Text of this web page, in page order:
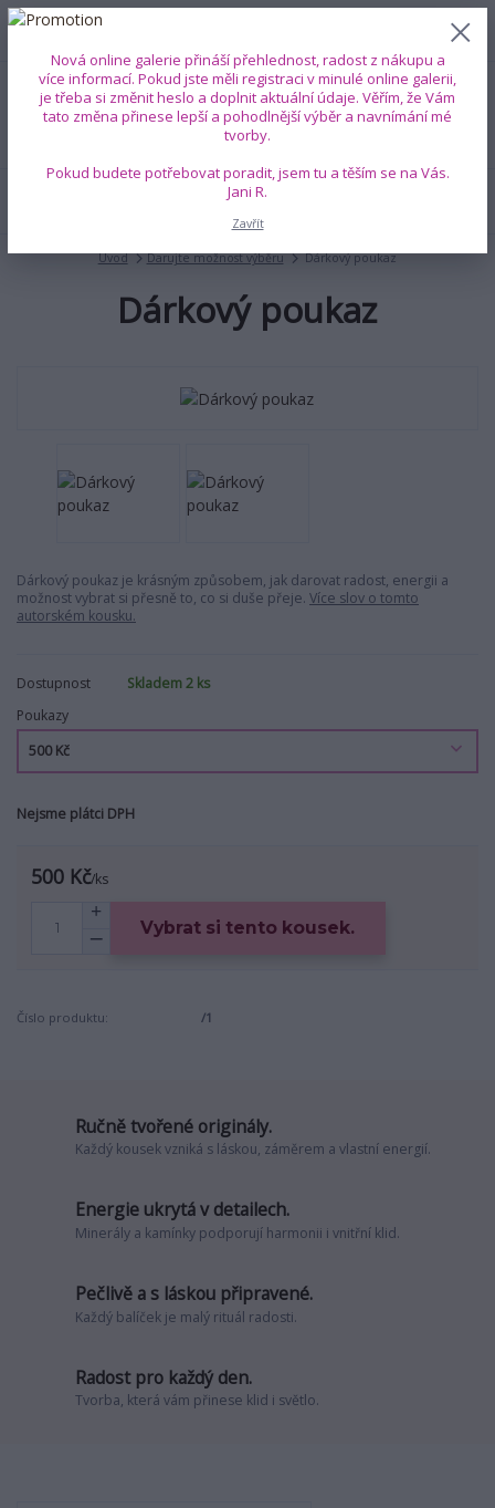
Menu
+420 739 353 708 0 ks
0 Kč
Úvod Darujte možnost výběru Dárkový poukaz
Dárkový poukaz
Dárkový poukaz je krásným způsobem, jak darovat radost, energii a
možnost vybrat si přesně to, co si duše přeje. Více slov o tomto
autorském kousku.
Dostupnost
Skladem 2 ks
Poukazy
Nejsme plátci DPH
500 Kč/ks
Vybrat si tento kousek.
Číslo produktu: /1
Ručně tvořené originály.
Každý kousek vzniká s láskou, záměrem a vlastní energií.
Energie ukrytá v detailech.
Minerály a kamínky podporují harmonii i vnitřní klid.
Pečlivě a s láskou připravené.
Každý balíček je malý rituál radosti.
Radost pro každý den.
Tvorba, která vám přinese klid i světlo.
Nová online galerie přináší přehlednost, radost z nákupu a
více informací. Pokud jste měli registraci v minulé online galerii,
je třeba si změnit heslo a doplnit aktuální údaje. Věřím, že Vám
tato změna přinese lepší a pohodlnější výběr a navnímání mé
tvorby.
Pokud budete potřebovat poradit, jsem tu a těším se na Vás.
Jani R.
Zavřít